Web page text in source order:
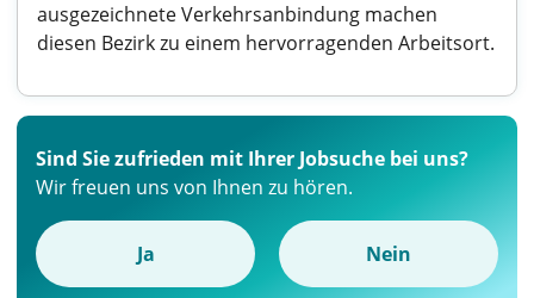
ausgezeichnete Verkehrsanbindung machen
diesen Bezirk zu einem hervorragenden Arbeitsort.
Sind Sie zufrieden mit Ihrer Jobsuche bei uns?
Wir freuen uns von Ihnen zu hören.
Ja Nein